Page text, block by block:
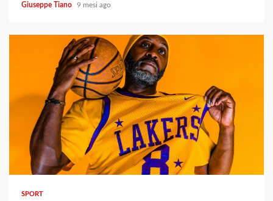
Giuseppe Tiano 9 mesi ago
4 min read
SPORT